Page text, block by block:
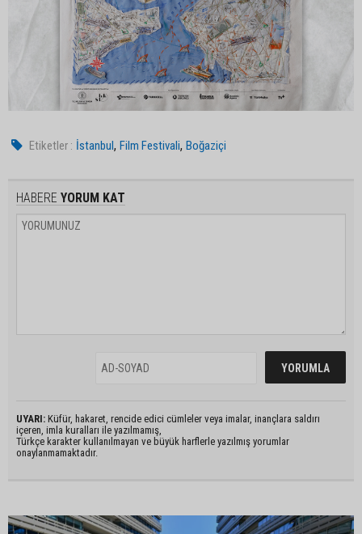
Etiketler : İstanbul,Film Festivali,Boğaziçi
HABERE YORUM KAT
UYARI: Küfür, hakaret, rencide edici cümleler veya imalar, inançlara saldırı
içeren, imla kuralları ile yazılmamış,
Türkçe karakter kullanılmayan ve büyük harflerle yazılmış yorumlar
onaylanmamaktadır.